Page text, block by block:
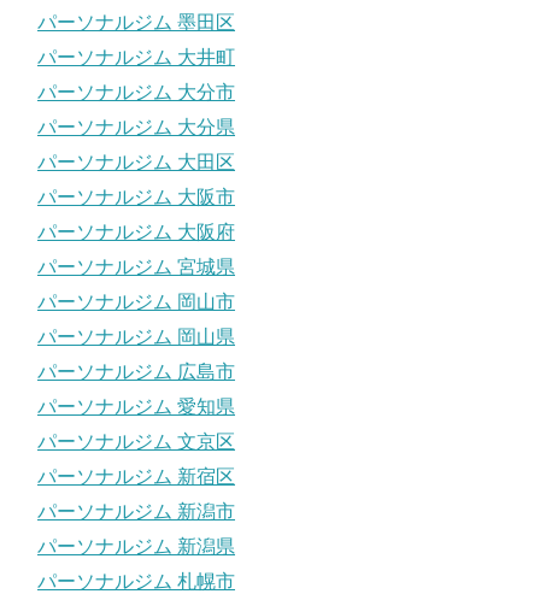
パーソナルジム 墨田区
パーソナルジム 大井町
パーソナルジム 大分市
パーソナルジム 大分県
パーソナルジム 大田区
パーソナルジム 大阪市
パーソナルジム 大阪府
パーソナルジム 宮城県
パーソナルジム 岡山市
パーソナルジム 岡山県
パーソナルジム 広島市
パーソナルジム 愛知県
パーソナルジム 文京区
パーソナルジム 新宿区
パーソナルジム 新潟市
パーソナルジム 新潟県
パーソナルジム 札幌市